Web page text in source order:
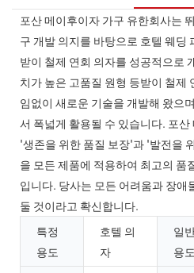
포산 메이후이자 가구 유한회사는
구 개발 의지를 바탕으로 호텔 웨딩
받이 철제 연회 의자를 성공적으로
치가 높은 고품질 원형 등받이 철제
임없이 새로운 기술을 개발해 왔으
서 폭넓게 활용될 수 있습니다. 포
'생존을 위한 품질 보장'과 '발전을
을 모든 제품에 적용하여 최고의 품
입니다. 당사는 모든 어려움과 장애
둘 것이라고 확신합니다.
특정
용도
호텔 의
자
일
용도